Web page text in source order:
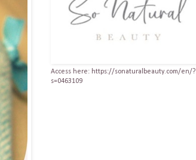
Access here: https://sonaturalbeauty.com/en/?
s=0463109